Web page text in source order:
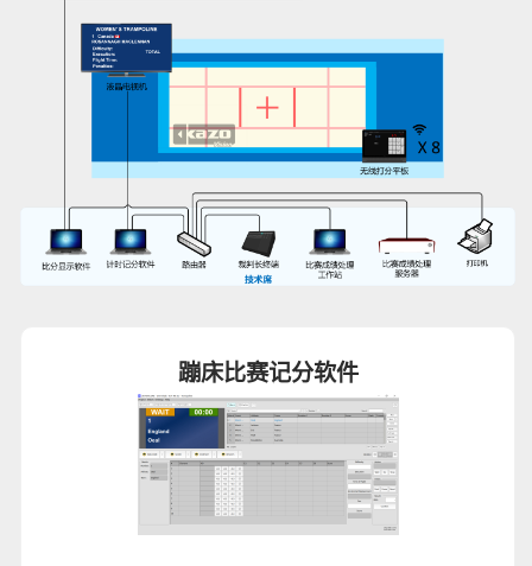
蹦床比赛记分软件